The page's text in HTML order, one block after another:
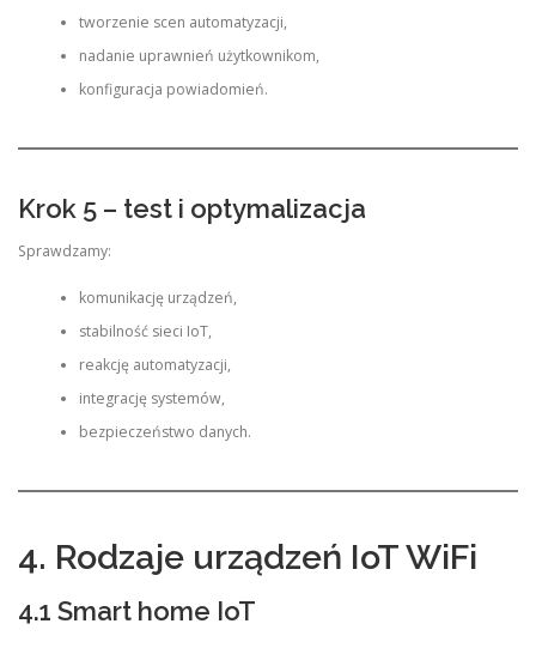
tworzenie scen automatyzacji,
nadanie uprawnień użytkownikom,
konfiguracja powiadomień.
Krok 5 – test i optymalizacja
Sprawdzamy:
komunikację urządzeń,
stabilność sieci IoT,
reakcję automatyzacji,
integrację systemów,
bezpieczeństwo danych.
4. Rodzaje urządzeń IoT WiFi
4.1 Smart home IoT